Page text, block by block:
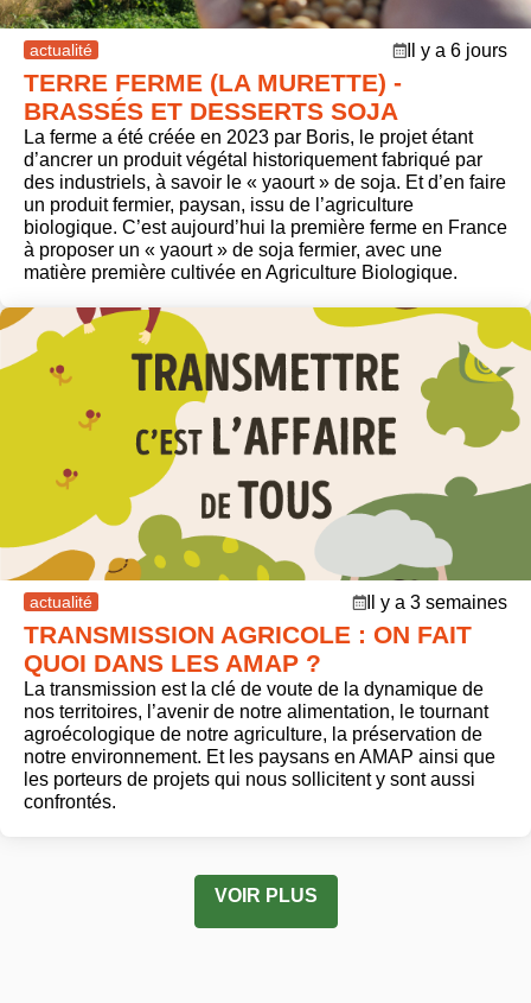
actualité Il y a 6 jours
TERRE FERME (LA MURETTE) -
BRASSÉS ET DESSERTS SOJA
La ferme a été créée en 2023 par Boris, le projet étant
d’ancrer un produit végétal historiquement fabriqué par
des industriels, à savoir le « yaourt » de soja. Et d’en faire
un produit fermier, paysan, issu de l’agriculture
biologique. C’est aujourd’hui la première ferme en France
à proposer un « yaourt » de soja fermier, avec une
matière première cultivée en Agriculture Biologique.
actualité Il y a 3 semaines
TRANSMISSION AGRICOLE : ON FAIT
QUOI DANS LES AMAP ?
La transmission est la clé de voute de la dynamique de
nos territoires, l’avenir de notre alimentation, le tournant
agroécologique de notre agriculture, la préservation de
notre environnement. Et les paysans en AMAP ainsi que
les porteurs de projets qui nous sollicitent y sont aussi
confrontés.
VOIR PLUS